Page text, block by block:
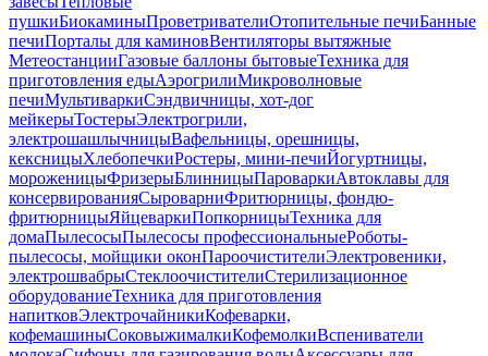
пушкиБиокаминыПроветривателиОтопительные печиБанные
печиПорталы для каминовВентиляторы вытяжные
МетеостанцииГазовые баллоны бытовыеТехника для
приготовления едыАэрогрилиМикроволновые
печиМультиваркиСэндвичницы, хот-дог
мейкерыТостерыЭлектрогрили,
электрошашлычницыВафельницы, орешницы,
кексницыХлебопечкиРостеры, мини-печиЙогуртницы,
мороженицыФризерыБлинницыПароваркиАвтоклавы для
консервированияСыроварниФритюрницы, фондю-
фритюрницыЯйцеваркиПопкорницыТехника для
домаПылесосыПылесосы профессиональныеРоботы-
пылесосы, мойщики оконПароочистителиЭлектровеники,
электрошвабрыСтеклоочистителиСтерилизационное
оборудованиеТехника для приготовления
напитковЭлектрочайникиКофеварки,
кофемашиныСоковыжималкиКофемолкиВспениватели